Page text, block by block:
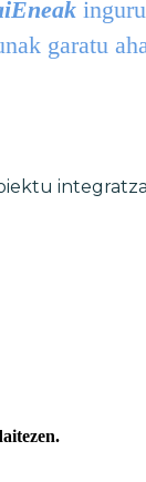
garatu